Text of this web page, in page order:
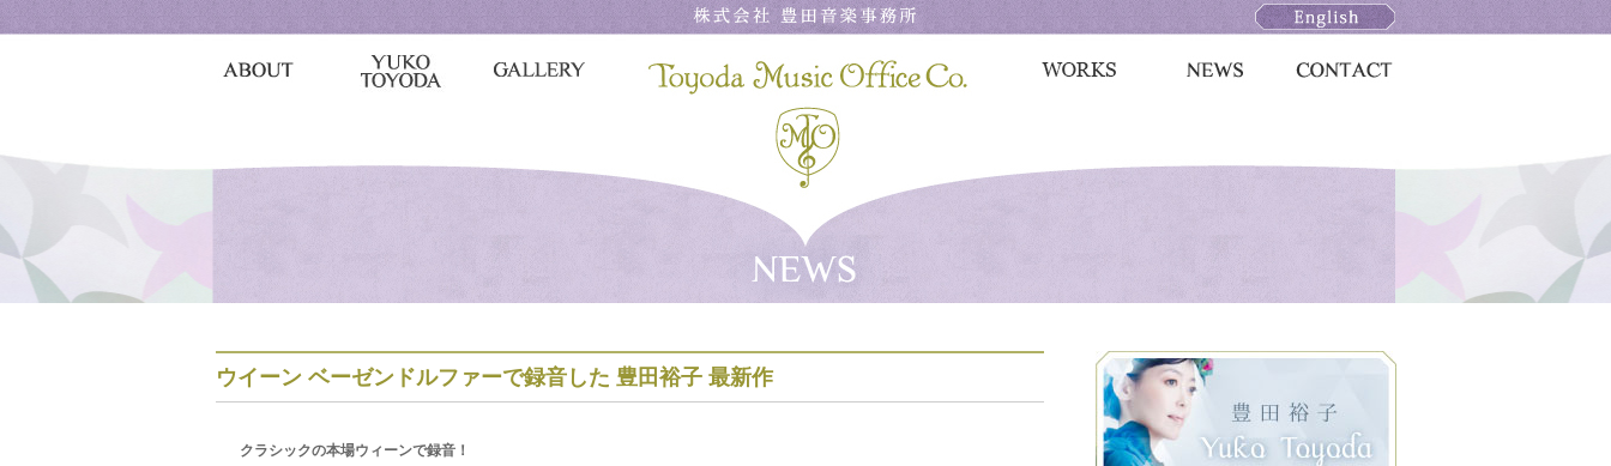
ウイーン ベーゼンドルファーで録音した 豊田裕子 最新作
クラシックの本場ウィーンで録音！